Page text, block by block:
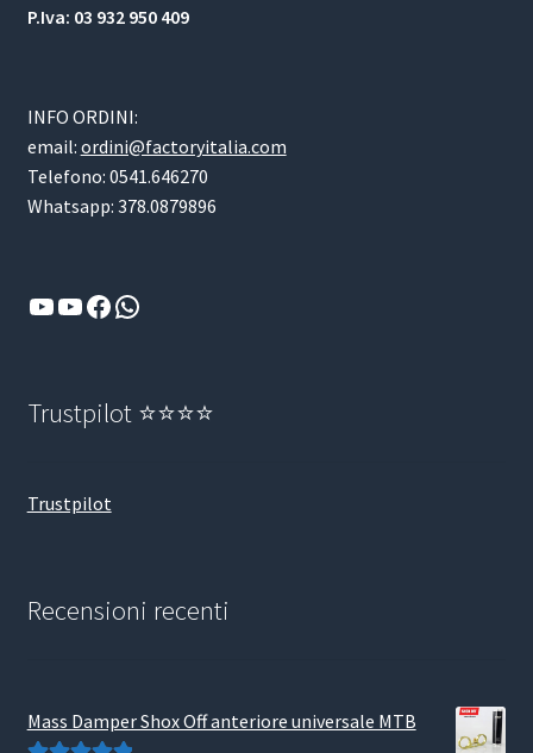
P.Iva: 03 932 950 409
INFO ORDINI:
email: ordini@factoryitalia.com
Telefono: 0541.646270
Whatsapp: 378.0879896
YouTube
YouTube
Facebook
WhatsApp
Trustpilot ⭐⭐⭐⭐
Trustpilot
Recensioni recenti
Mass Damper Shox Off anteriore universale MTB